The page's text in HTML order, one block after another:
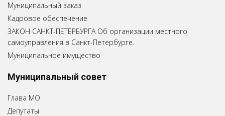
Муниципальный заказ
Кадровое обеспечение
ЗАКОН САНКТ-ПЕТЕРБУРГА Об организации местного
самоуправления в Санкт-Петербурге.
Муниципальное имущество
Муниципальный совет
Глава МО
Депутаты